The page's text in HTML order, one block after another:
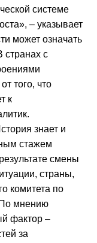
системе
– указывает
может означать
странах с
того, что
к
знает и
стажем
смены
страны,
комитета по
мнению
фактор –
за